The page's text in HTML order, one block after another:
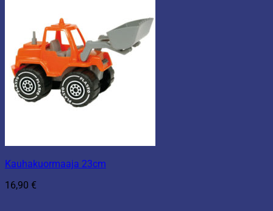
Kauhakuormaaja 23cm
16,90 €